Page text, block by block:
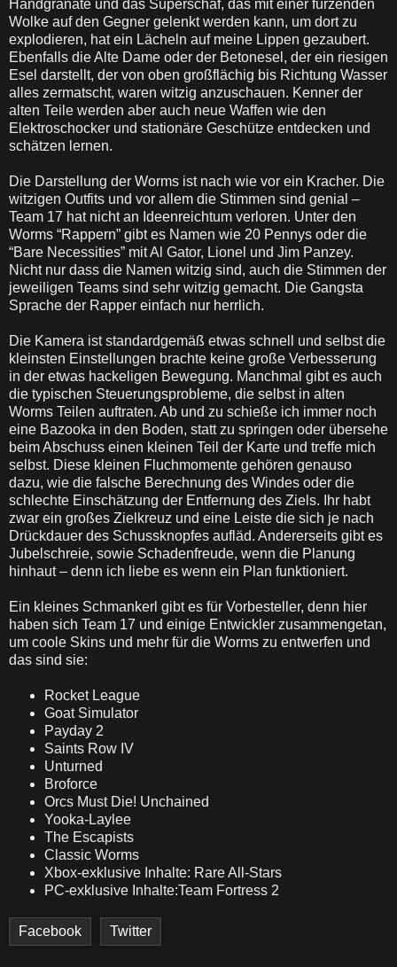
Handgranate und das Superschaf, das mit einer furzenden
Wolke auf den Gegner gelenkt werden kann, um dort zu
explodieren, hat ein Lächeln auf meine Lippen gezaubert.
Ebenfalls die Alte Dame oder der Betonesel, der ein riesigen
Esel darstellt, der von oben großflächig bis Richtung Wasser
alles zermatscht, waren witzig anzuschauen. Kenner der
alten Teile werden aber auch neue Waffen wie den
Elektroschocker und stationäre Geschütze entdecken und
schätzen lernen.
Die Darstellung der Worms ist nach wie vor ein Kracher. Die
witzigen Outfits und vor allem die Stimmen sind genial –
Team 17 hat nicht an Ideenreichtum verloren. Unter den
Worms “Rappern” gibt es Namen wie 20 Pennys oder die
“Bare Necessities” mit Al Gator, Lionel und Jim Panzey.
Nicht nur dass die Namen witzig sind, auch die Stimmen der
jeweiligen Teams sind sehr witzig gemacht. Die Gangsta
Sprache der Rapper einfach nur herrlich.
Die Kamera ist standardgemäß etwas schnell und selbst die
kleinsten Einstellungen brachte keine große Verbesserung
in der etwas hackeligen Bewegung. Manchmal gibt es auch
die typischen Steuerungsprobleme, die selbst in alten
Worms Teilen auftraten. Ab und zu schieße ich immer noch
eine Bazooka in den Boden, statt zu springen oder übersehe
beim Abschuss einen kleinen Teil der Karte und treffe mich
selbst. Diese kleinen Fluchmomente gehören genauso
dazu, wie die falsche Berechnung des Windes oder die
schlechte Einschätzung der Entfernung des Ziels. Ihr habt
zwar ein großes Zielkreuz und eine Leiste die sich je nach
Drückdauer des Schussknopfes aufläd. Andererseits gibt es
Jubelschreie, sowie Schadenfreude, wenn die Planung
hinhaut – denn ich liebe es wenn ein Plan funktioniert.
Ein kleines Schmankerl gibt es für Vorbesteller, denn hier
haben sich Team 17 und einige Entwickler zusammengetan,
um coole Skins und mehr für die Worms zu entwerfen und
das sind sie:
Rocket League
Goat Simulator
Payday 2
Saints Row IV
Unturned
Broforce
Orcs Must Die! Unchained
Yooka-Laylee
The Escapists
Classic Worms
Xbox-exklusive Inhalte: Rare All-Stars
PC-exklusive Inhalte:Team Fortress 2
Facebook Twitter